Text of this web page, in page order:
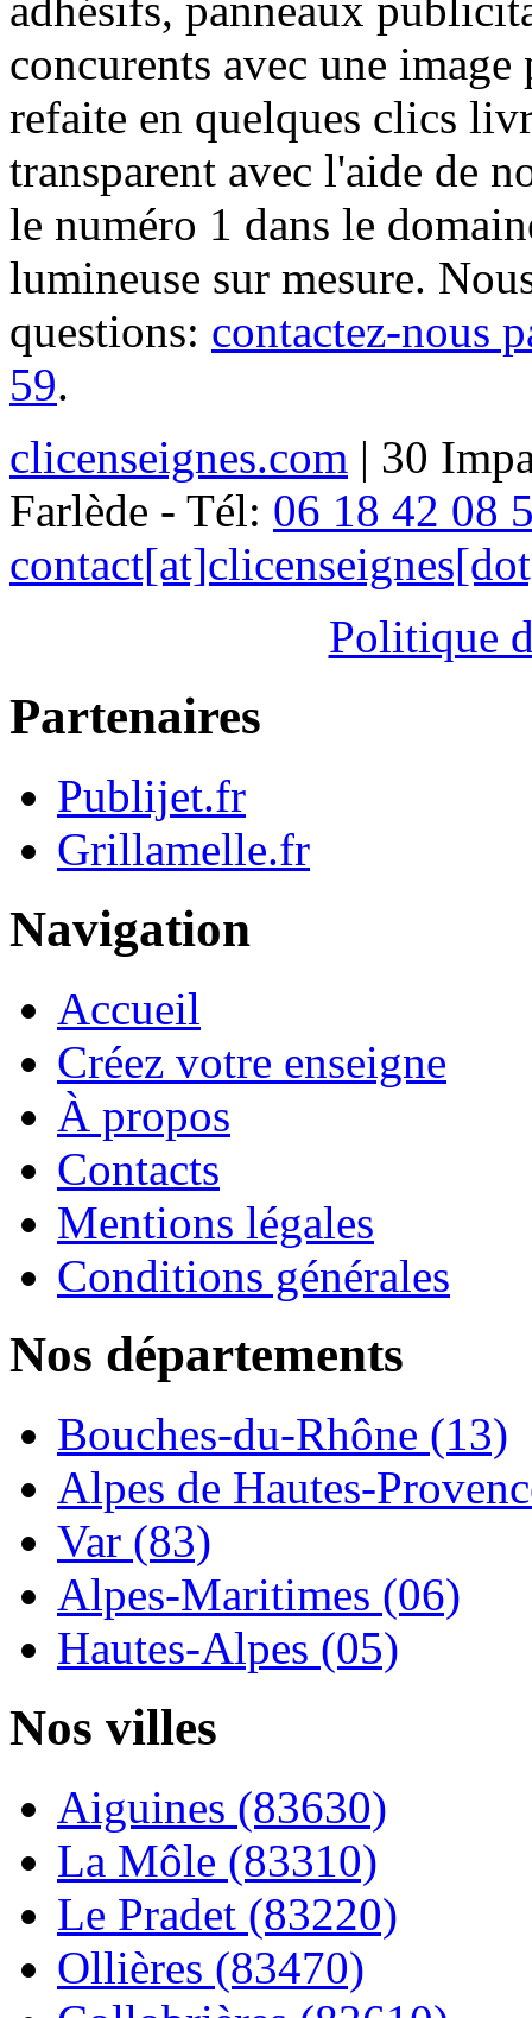
concurents avec une
refaite en quelques clics
transparent avec l'aide de
le numéro 1 dans le
lumineuse sur mesure.
questions: contactez-nous
59.
clicenseignes.com | 30
Farlède - Tél: 06 18 42 08
Politique
Partenaires
Publijet.fr
Grillamelle.fr
Navigation
Accueil
Créez votre enseigne
À propos
Contacts
Mentions légales
Conditions générales
Nos départements
Bouches-du-Rhône (13)
Alpes de Hautes-
Var (83)
Alpes-Maritimes (06)
Hautes-Alpes (05)
Nos villes
Aiguines (83630)
La Môle (83310)
Le Pradet (83220)
Ollières (83470)